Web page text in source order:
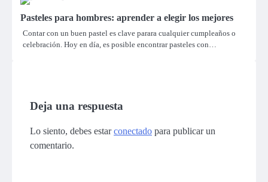
Pasteles para hombres: aprender a elegir los mejores
Contar con un buen pastel es clave parara cualquier cumpleaños o
celebración. Hoy en día, es posible encontrar pasteles con…
Deja una respuesta
Lo siento, debes estarconectado para publicar un
comentario.